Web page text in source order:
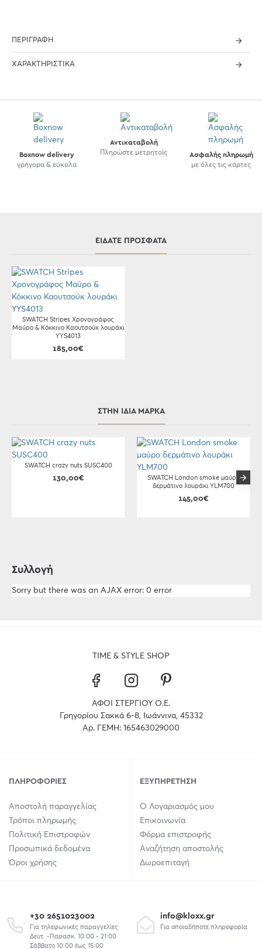
ΠΕΡΙΓΡΑΦΉ
ΧΑΡΑΚΤΗΡΙΣΤΙΚΆ
Boxnow delivery
γρήγορα & εύκολα
Αντικαταβολή
Πληρώστε μετρητοίς
Ασφαλής πληρωμή
με όλες τις κάρτες
ΕΊΔΑΤΕ ΠΡΌΣΦΑΤΑ
SWATCH Stripes Xρονογράφος
Μαύρο & Κόκκινο Καουτσούκ λουράκι
YYS4013
185,00€
ΣΤΗΝ ΊΔΙΑ ΜΆΡΚΑ
SWATCH crazy nuts SUSC400
130,00€
SWATCH London smoke μαύρο
δερμάτινο λουράκι YLM700
145,00€
Συλλογή
Sorry but there was an AJAX error: 0 error
TIME & STYLE SHOP
ΑΦΟΙ ΣΤΕΡΓΙΟΥ Ο.Ε.
Γρηγορίου Σακκά 6-8, Ιωάννινα, 45332
Αρ. ΓΕΜΗ: 165463029000
ΠΛΗΡΟΦΟΡΊΕΣ
Αποστολή παραγγελίας
Τρόποι πληρωμής
Πολιτική Επιστροφών
Προσωπικά δεδομένα
Όροι χρήσης
ΕΞΥΠΗΡΈΤΗΣΗ
Ο Λογαριασμός μου
Επικοινωνία
Φόρμα επιστροφής
Αναζήτηση αποστολής
Δωροεπιταγή
+30 2651023002
Για τηλεφωνικές παραγγελίες
Δευτ. -Παρασκ. 10:00 - 21:00
Σάββατο 10:00 έως 15:00
info@kloxx.gr
Για οποιαδήποτε πληροφορία